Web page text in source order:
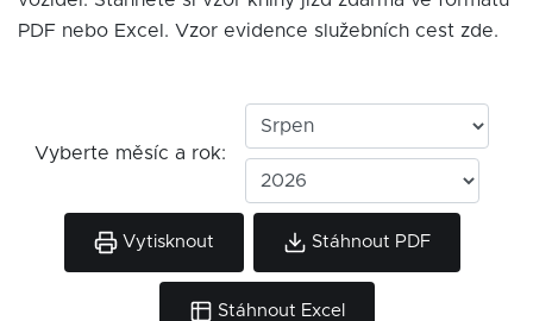
PDF nebo Excel. Vzor evidence služebních cest zde.
Vyberte měsíc a rok:
Vytisknout Stáhnout PDF
Stáhnout Excel